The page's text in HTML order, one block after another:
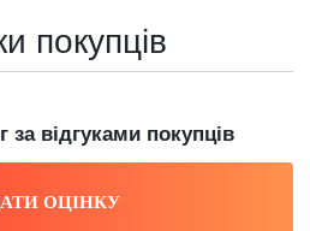
покупців
за відгуками покупців